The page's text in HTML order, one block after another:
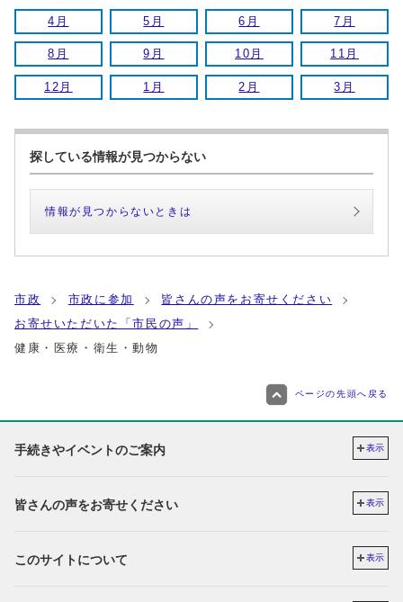
4月 5月 6月 7月
8月 9月 10月 11月
12月 1月 2月 3月
探している情報が見つからない
情報が見つからないときは
市政 市政に参加
皆さんの声をお寄せください
お寄せいただいた「市民の声」
健康・医療・衛生・動物
ページの先頭へ戻る
手続きやイベントのご案内 表示
皆さんの声をお寄せください 表示
このサイトについて 表示